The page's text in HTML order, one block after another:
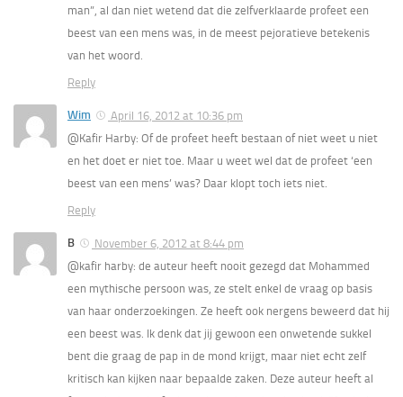
man”, al dan niet wetend dat die zelfverklaarde profeet een
beest van een mens was, in de meest pejoratieve betekenis
van het woord.
Reply
Wim
April 16, 2012 at 10:36 pm
@Kafir Harby: Of de profeet heeft bestaan of niet weet u niet
en het doet er niet toe. Maar u weet wel dat de profeet ‘een
beest van een mens’ was? Daar klopt toch iets niet.
Reply
B
November 6, 2012 at 8:44 pm
@kafir harby: de auteur heeft nooit gezegd dat Mohammed
een mythische persoon was, ze stelt enkel de vraag op basis
van haar onderzoekingen. Ze heeft ook nergens beweerd dat hij
een beest was. Ik denk dat jij gewoon een onwetende sukkel
bent die graag de pap in de mond krijgt, maar niet echt zelf
kritisch kan kijken naar bepaalde zaken. Deze auteur heeft al